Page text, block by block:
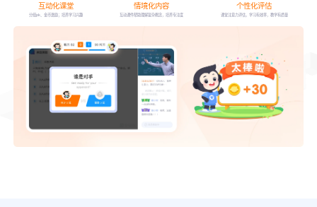
互动化课堂
分组pk、金币激励；培养学习兴趣
情境化内容
互动课件帮助理解复杂概念，培养专注度
个性化评估
课堂注意力评估，学习有效率，教学有质量